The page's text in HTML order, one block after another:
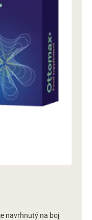
navrhnutý na boj